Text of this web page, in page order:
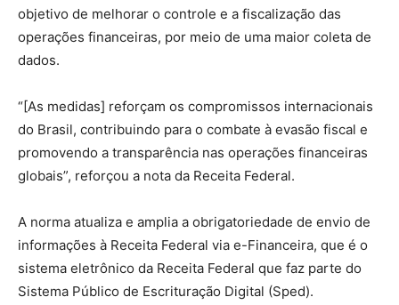
objetivo de melhorar o controle e a fiscalização das
operações financeiras, por meio de uma maior coleta de
dados.
“[As medidas] reforçam os compromissos internacionais
do Brasil, contribuindo para o combate à evasão fiscal e
promovendo a transparência nas operações financeiras
globais”, reforçou a nota da Receita Federal.
A norma atualiza e amplia a obrigatoriedade de envio de
informações à Receita Federal via e-Financeira, que é o
sistema eletrônico da Receita Federal que faz parte do
Sistema Público de Escrituração Digital (Sped).